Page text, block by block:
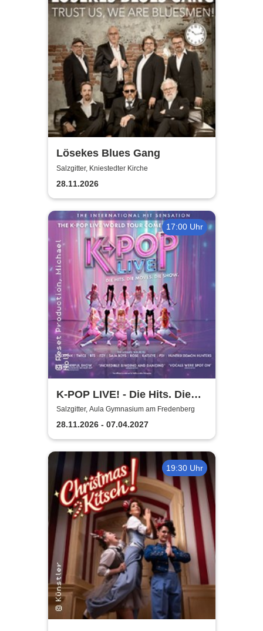
Lösekes Blues Gang
Salzgitter, Kniestedter Kirche
28.11.2026
17:00 Uhr
K-POP LIVE! - Die Hits. Die
Moves. Die Show.
Salzgitter, Aula Gymnasium am Fredenberg
28.11.2026 - 07.04.2027
19:30 Uhr